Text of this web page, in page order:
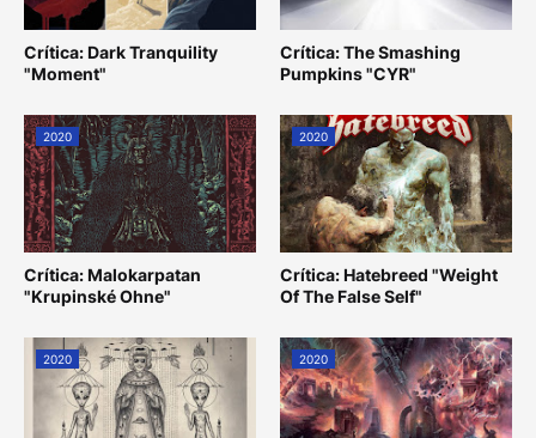
Crítica: Dark Tranquility
"Moment"
Crítica: The Smashing
Pumpkins "CYR"
2020
Crítica: Malokarpatan
"Krupinské Ohne"
2020
Crítica: Hatebreed "Weight
Of The False Self"
2020 2020